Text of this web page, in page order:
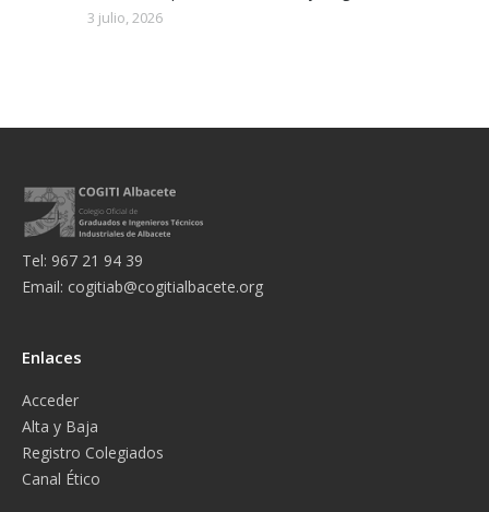
3 julio, 2026
Tel: 967 21 94 39
Email: cogitiab@cogitialbacete.org
Enlaces
Acceder
Alta y Baja
Registro Colegiados
Canal Ético